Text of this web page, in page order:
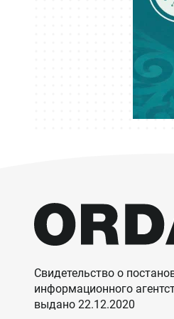
Свидетельство о
информационного
выдано 22.12.2020